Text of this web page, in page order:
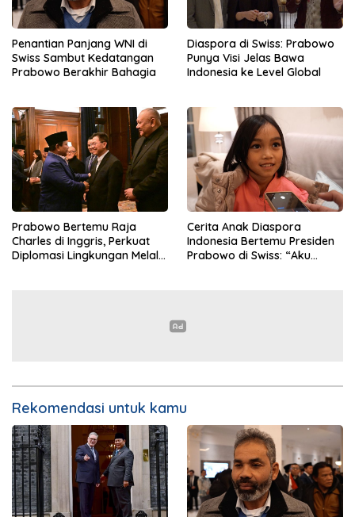
Penantian Panjang WNI di
Swiss Sambut Kedatangan
Prabowo Berakhir Bahagia
Diaspora di Swiss: Prabowo
Punya Visi Jelas Bawa
Indonesia ke Level Global
Prabowo Bertemu Raja
Charles di Inggris, Perkuat
Diplomasi Lingkungan Melalui
Cerita Anak Diaspora
Indonesia Bertemu Presiden
Prabowo di Swiss: “Aku
Rekomendasi untuk kamu